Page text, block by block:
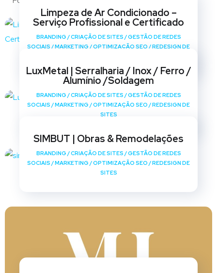
Limpeza de Ar Condicionado –
Serviço Profissional e Certificado
BRANDING /CRIAÇÃO DE SITES /GESTÃO DE REDES
SOCIAIS /MARKETING /OPTIMIZAÇÃO SEO /REDESIGN DE
LuxMetal | Serralharia / Inox / Ferro /
Alumínio /Soldagem
BRANDING /CRIAÇÃO DE SITES /GESTÃO DE REDES
SOCIAIS /MARKETING /OPTIMIZAÇÃO SEO /REDESIGN DE
SITES
SIMBUT | Obras & Remodelações
BRANDING /CRIAÇÃO DE SITES /GESTÃO DE REDES
SOCIAIS /MARKETING /OPTIMIZAÇÃO SEO /REDESIGN DE
SITES